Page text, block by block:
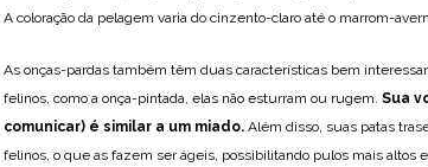
A coloração da pelagem varia do cinzento-claro até o marrom-
As onças-pardas também têm duas características bem
felinos, como a onça-pintada, elas não esturram ou rugem. Sua
comunicar) é similar a um miado. Além disso, suas patas
felinos, o que as fazem ser ágeis, possibilitando pulos mais altos